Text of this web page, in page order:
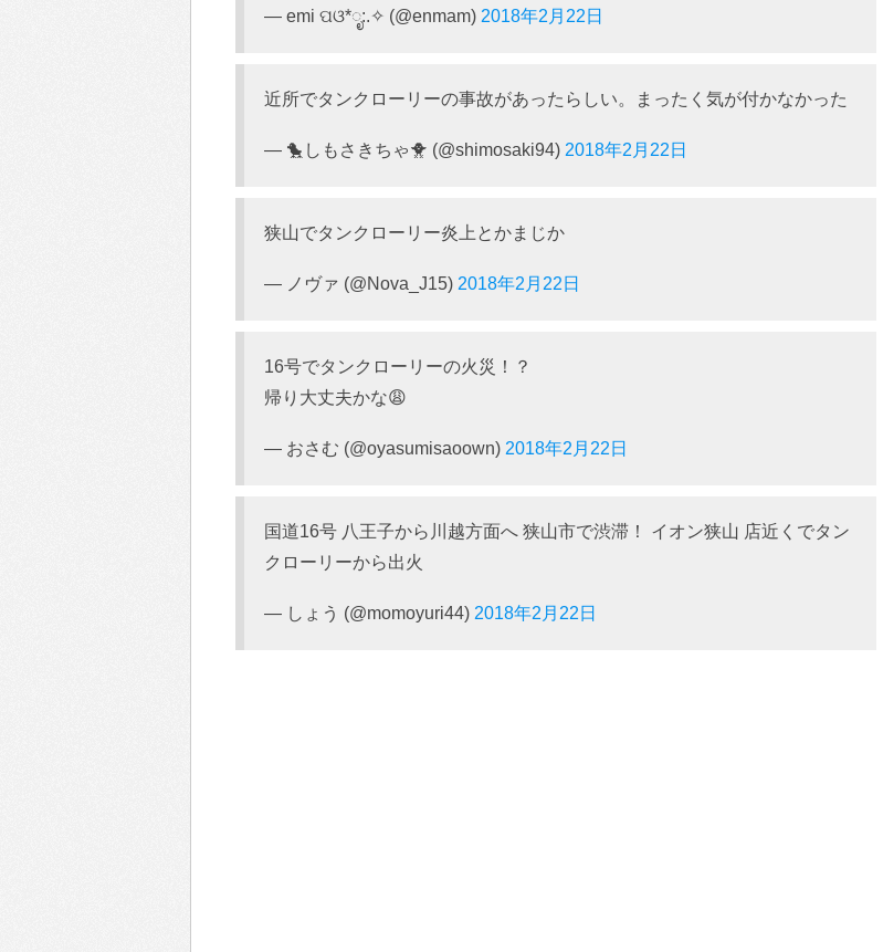
— emi ପଓ*ೃ:.✧ (@enmam) 2018年2月22日
近所でタンクローリーの事故があったらしい。まったく気が付かなかった
— 🐤しもさきちゃ🐥 (@shimosaki94) 2018年2月22日
狭山でタンクローリー炎上とかまじか
— ノヴァ (@Nova_J15) 2018年2月22日
16号でタンクローリーの火災！？
帰り大丈夫かな😩
— おさむ (@oyasumisaoown) 2018年2月22日
国道16号 八王子から川越方面へ 狭山市で渋滞！ イオン狭山 店近くでタン
クローリーから出火
— しょう (@momoyuri44) 2018年2月22日